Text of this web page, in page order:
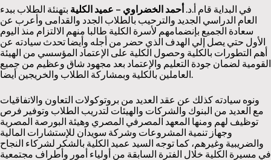
في البداية قام أ.د.أحمد الخضراوي – عميد الكلية بتهنئة الطلاب ببدء
العام الدراسي الجديد والترحيب بالطلاب الجدد والقدامى وأعرب عن
سعادة الجميع بإنضمامهم لأسرة الكلية طالبا منهم الالتزام منذ اليوم
الأول حتي يصل إلي الهدف الذي حضر من أجله وأيضا تحدث سيادته عن
أهم التطورات بالكلية وحصول الكلية على الإعتماد المؤسسي من الهيئة
القومية لضمان جودة التعليم والإعتماد بعد مجهود شاق وعظيم من جميع
ونوه سيادته كذلك عن عقد العديد من بروتوكولات التعاون والاتفاقيات
مع العديد من البنوك والشركات والهيئات لتدريب الطلاب وتوفير فرص
توظيف لهم ومنها المعهد المصرفي المصري وهيئة البورصة المصرية
وجهاز تنمية المشروعات وشركة سويدان للإستشارات المالية
والضريبية وغيرهم، كما توجه السيد عميد الكلية بالشكر لشركاء النجاح
في مسيرة الكلية خلال الفترة السابقة من أولياء أمور وأطراف مجتمعية